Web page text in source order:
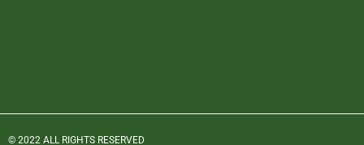
© 2022 ALL RIGHTS RESERVED​